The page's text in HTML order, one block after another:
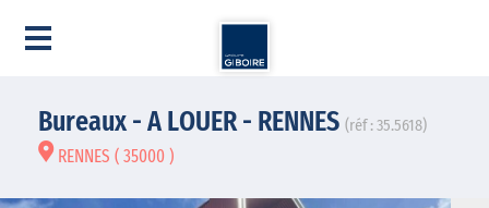
Bureaux - A LOUER - RENNES (réf : 35.5618)
RENNES ( 35000 )